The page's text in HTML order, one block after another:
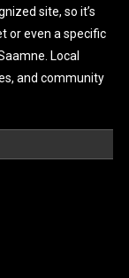
site, so it’s
or even a specific
Local
and community